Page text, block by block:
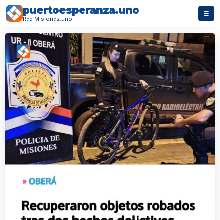
puertoesperanza.uno
Red Misiones.uno
☰